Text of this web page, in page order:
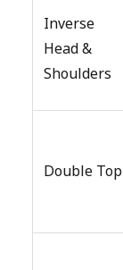
Inverse
Head &
Shoulders
Double Top